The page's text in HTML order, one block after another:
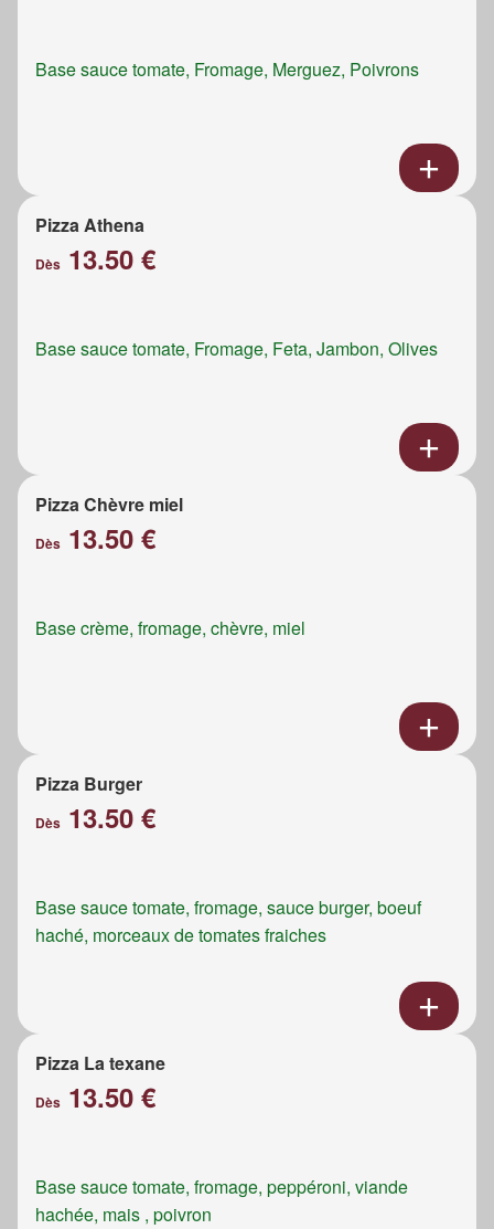
Base sauce tomate, Fromage, Merguez, Poivrons
Pizza Athena
Dès 13.50 €
Base sauce tomate, Fromage, Feta, Jambon, Olives
Pizza Chèvre miel
Dès 13.50 €
Base crème, fromage, chèvre, miel
Pizza Burger
Dès 13.50 €
Base sauce tomate, fromage, sauce burger, boeuf
haché, morceaux de tomates fraiches
Pizza La texane
Dès 13.50 €
Base sauce tomate, fromage, peppéroni, viande
hachée, mais , poivron